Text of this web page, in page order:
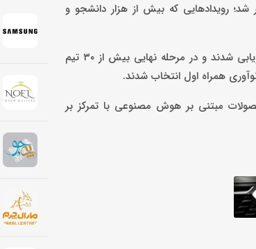
رویدادهایی که بیش از هزار دانشجو و
پس از این مرحله، تیم‌های برتر به همراه برخی تیم‌های شناسایی‌شده از زیست‌بوم نوآوری کشور وارد فرآیند ارزیابی شدند و در مرحله نهایی بیش از ۳۰ تیم
مبتنی بر هوش مصنوعی با تمرکز بر